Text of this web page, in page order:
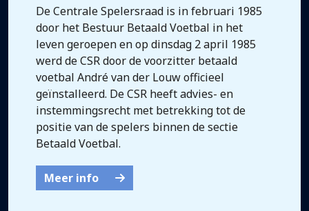
De Centrale Spelersraad is in februari 1985
door het Bestuur Betaald Voetbal in het
leven geroepen en op dinsdag 2 april 1985
werd de CSR door de voorzitter betaald
voetbal André van der Louw officieel
geïnstalleerd. De CSR heeft advies- en
instemmingsrecht met betrekking tot de
positie van de spelers binnen de sectie
Betaald Voetbal.
Meer info